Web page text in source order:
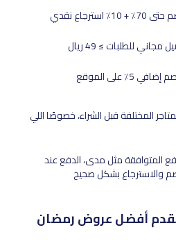
المختلفة قبل الشراء، خصوصًا اللي
المتوافقة مثل مدى، الدفع عند
والاسترجاع بشكل صحيح
أفضل عروض رمضان